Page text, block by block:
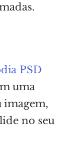
PSD
uma
imagem,
no seu